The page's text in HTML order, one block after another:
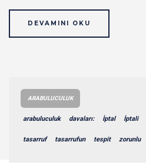
DEVAMINI OKU
ARABULUCULUK
arabuluculuk davaları: İptal İptali
tasarruf tasarrufun tespit zorunlu